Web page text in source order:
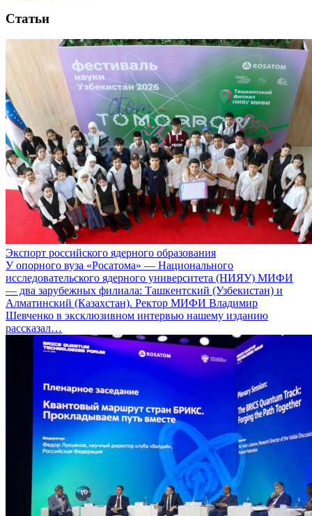
Статьи
Экспорт российского ядерного образования
У опорного вуза «Росатома» — Национального
исследовательского ядерного университета (НИЯУ) МИФИ
— два зарубежных филиала: Ташкентский (Узбекистан) и
Алматинский (Казахстан). Ректор МИФИ Владимир
Шевченко в эксклюзивном интервью нашему изданию
рассказал…